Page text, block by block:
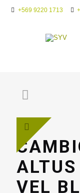
+569 9220 1713
VEL